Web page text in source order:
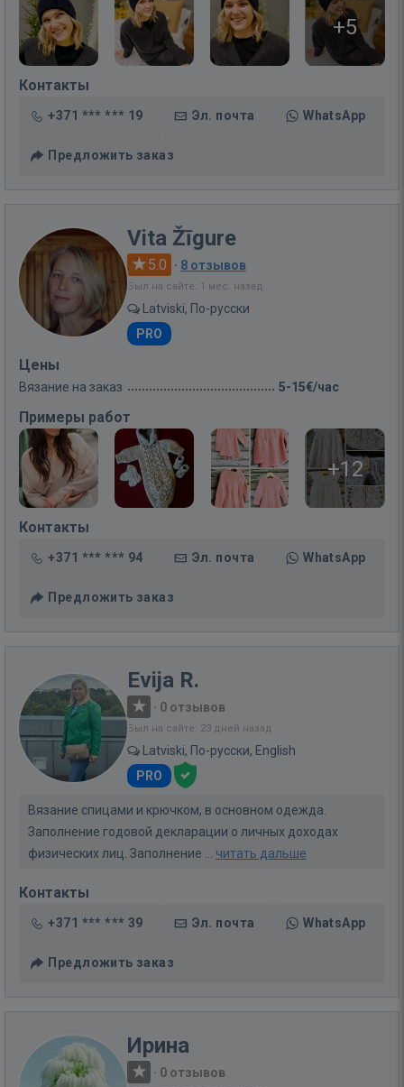
+5
Контакты
+371 *** *** 19 Эл. почта WhatsApp
Предложить заказ
Vita Žīgure
5.0 · 8 отзывов
Был на сайте: 1 мес. назад
Latviski, По-русски
PRO
Цены
Вязание на заказ 5-15€/час
Примеры работ
+12
Контакты
+371 *** *** 94 Эл. почта WhatsApp
Предложить заказ
Evija R.
· 0 отзывов
Был на сайте: 23 дней назад
Latviski, По-русски, English
PRO
Вязание спицами и крючком, в основном одежда.
Заполнение годовой декларации о личных доходах
физических лиц. Заполнение ... читать дальше
Контакты
+371 *** *** 39 Эл. почта WhatsApp
Предложить заказ
Ирина
· 0 отзывов